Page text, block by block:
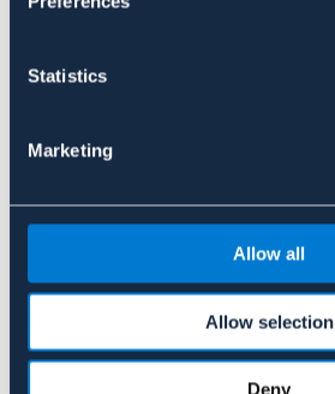
Statistics
Marketing
Allow all
Allow selection
Deny
Se lager i butik
Recensioner
Liknande produkter
NYHET